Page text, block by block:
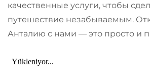
качественные услуги, чтобы
путешествие незабываемым.
Анталию с нами — это просто и